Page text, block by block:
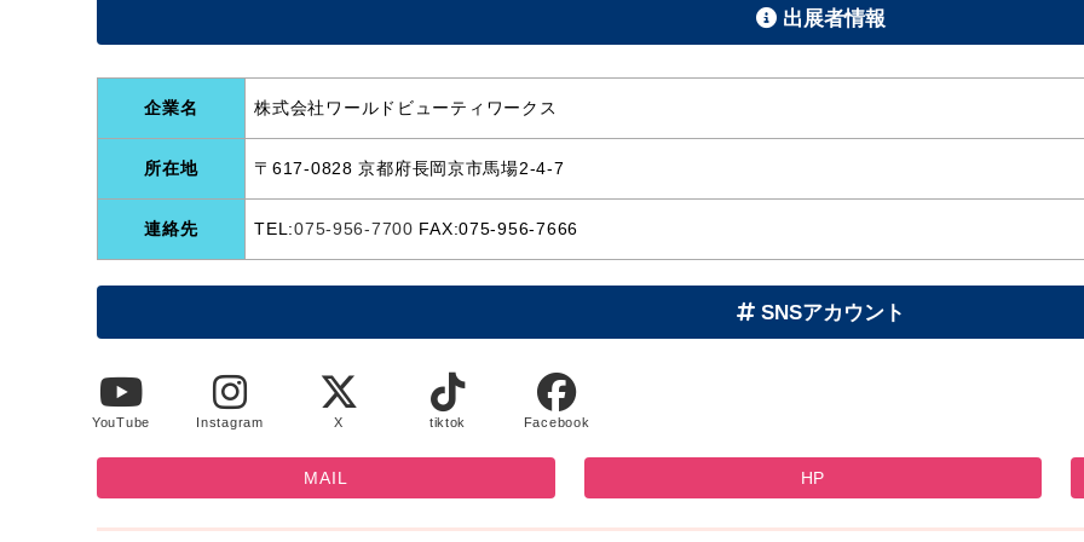
出展者情報
企業名 株式会社ワールドビューティワークス
所在地 〒617-0828 京都府長岡京市馬場2-4-7
連絡先 TEL:075-956-7700 FAX:075-956-7666
SNSアカウント
YouTube Instagram X tiktok Facebook
MAIL HP